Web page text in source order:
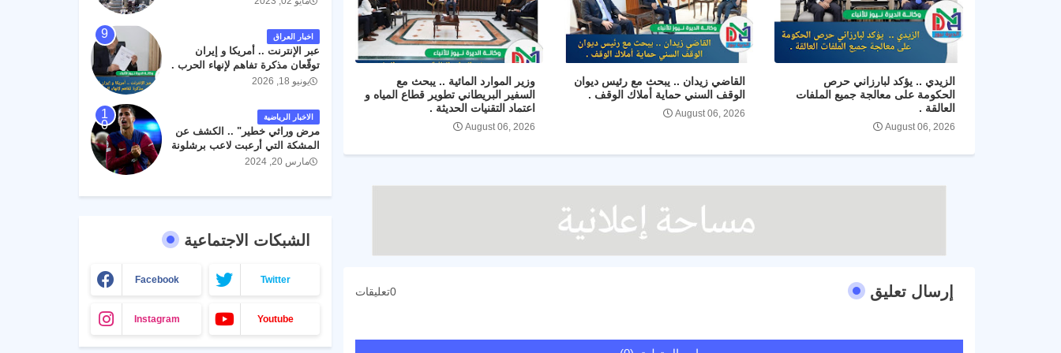
الزيدي .. يؤكد لبارزاني حرص
الحكومة على معالجة جميع الملفات
العالقة .
August 06, 2026
القاضي زيدان .. يبحث مع رئيس ديوان
الوقف السني حماية أملاك الوقف .
August 06, 2026
وزير الموارد المائية .. يبحث مع
السفير البريطاني تطوير قطاع المياه و
اعتماد التقنيات الحديثة .
August 06, 2026
إرسال تعليق 0تعليقات
اخبار العراق
عبر الإنترنت .. أمريكا و إيران
توقّعان مذكرة تفاهم لإنهاء الحرب .
يونيو 18, 2026
الاخبار الرياضية
مرض وراثي خطير" .. الكشف عن
المشكة التي أرعبت لاعب برشلونة
جواو كانسيلو
مارس 20, 2024
الشبكات الاجتماعية
Facebook Twitter
Instagram Youtube